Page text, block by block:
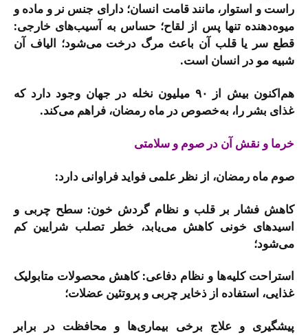
راست و استوار، مانند قامت انسان؛ دارای جنس نر و ماده و
میوه‌دهنده تنها پس از لقاح؛ حساس به آسیب‌های خارجی:
قطع سر یا قلب آن باعث مرگ درخت می‌شود؛ الیاف آن
شبیه مو در انسان است.
هم‌اکنون بیش از ۹۰ میلیون نخله در جهان وجود دارد که
غذای بشر را، به‌خصوص در ماه رمضان، فراهم می‌کند.
خرما و نقش آن در صوم و سلامتی
صوم ماه رمضان، از نظر علمی فواید فراوانی دارد:
کاهش فشار بر قلب و نظام گردش خون: سطح چربی و
اسیدهای خونی کاهش می‌یابد، خطر تصلب شرایین کم
می‌شود؛
استراحت کلیه‌ها و نظام دفاعی: کاهش محصولات متابولیک
غذایی، استفاده از ذخایر چربی و پروتئین عضلات؛
پیشگیری و علاج برخی بیماری‌ها و محافظت در برابر